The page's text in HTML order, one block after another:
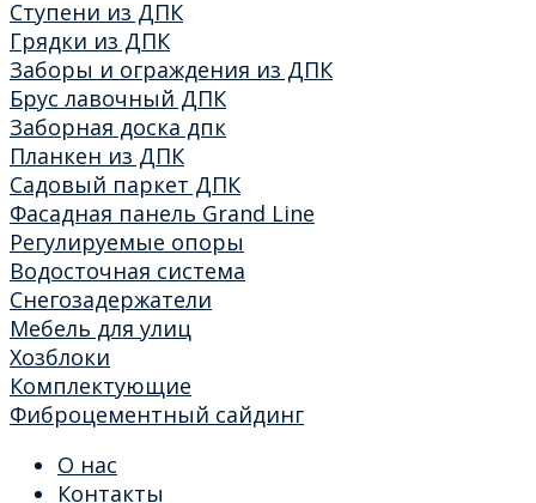
Ступени из ДПК
Грядки из ДПК
Заборы и ограждения из ДПК
Брус лавочный ДПК
Заборная доска дпк
Планкен из ДПК
Садовый паркет ДПК
Фасадная панель Grand Line
Регулируемые опоры
Водосточная система
Снегозадержатели
Мебель для улиц
Хозблоки
Комплектующие
Фиброцементный сайдинг
О нас
Контакты